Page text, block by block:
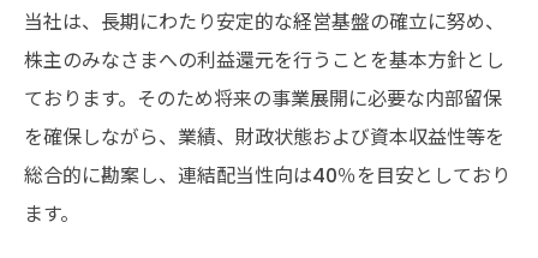
当社は、長期にわたり安定的な経営基盤の確立に努め、
株主のみなさまへの利益還元を行うことを基本方針とし
ております。そのため将来の事業展開に必要な内部留保
を確保しながら、業績、財政状態および資本収益性等を
総合的に勘案し、連結配当性向は40％を目安としており
ます。